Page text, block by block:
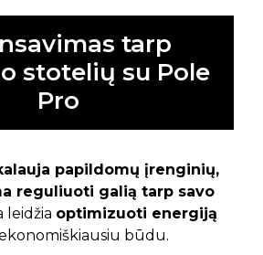
tarp
stotelių su Pole
Pro
papildomų įrenginių,
reguliuoti galią tarp savo
leidžia optimizuoti energiją
būdu.